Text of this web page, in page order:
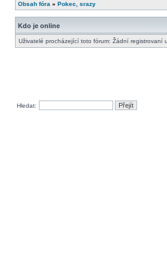
Obsah fóra » Pokec, srazy
Kdo je online
Uživatelé procházející toto fórum: Žádní registrovaní
Hledat: